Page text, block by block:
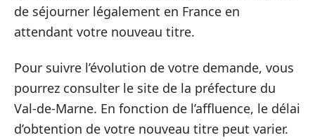
de séjourner légalement en France en
attendant votre nouveau titre.
Pour suivre l’évolution de votre demande, vous
pourrez consulter le site de la préfecture du
Val-de-Marne. En fonction de l’affluence, le délai
d’obtention de votre nouveau titre peut varier.